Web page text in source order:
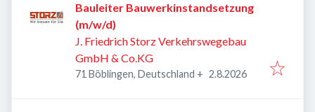
Bauleiter Bauwerkinstandsetzung
(m/w/d)
J. Friedrich Storz Verkehrswegebau
GmbH & Co.KG
71 Böblingen, Deutschland + Veröffentlicht:
2.8.2026